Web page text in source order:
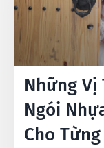
Những Vị
Ngói
Cho